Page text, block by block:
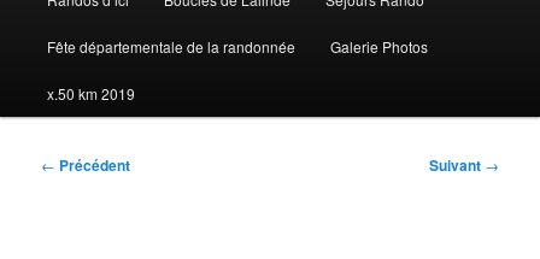
Fête départementale de la randonnée Galerie Photos
x.50 km 2019
Navigation
← Précédent Suivant →